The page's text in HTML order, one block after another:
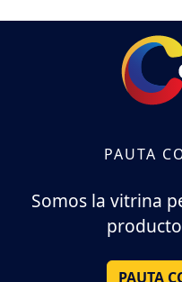
PAUTA
Somos la vitrina
PAUTA